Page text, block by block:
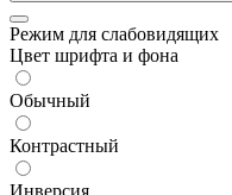
Режим для слабовидящих
Цвет шрифта и фона
Обычный
Контрастный
Инверсия